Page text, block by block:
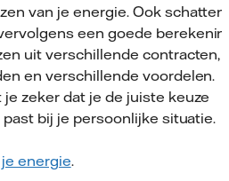
van je energie. Ook schatten
een goede
uit verschillende contracten,
en verschillende voordelen.
zeker dat je de juiste keuze
past bij je persoonlijke situatie.
energie.